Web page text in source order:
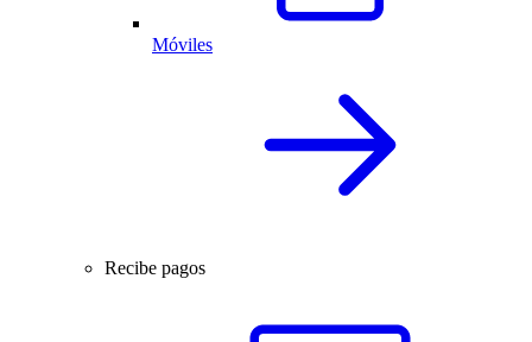
Móviles
Recibe pagos